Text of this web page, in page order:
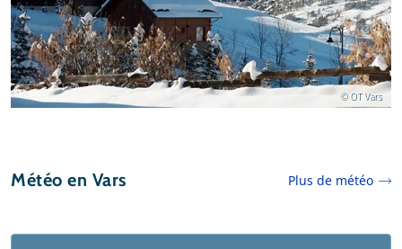
© OT Vars
Météo en Vars Plus de météo